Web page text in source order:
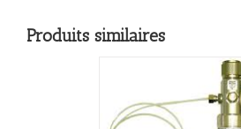
Produits similaires